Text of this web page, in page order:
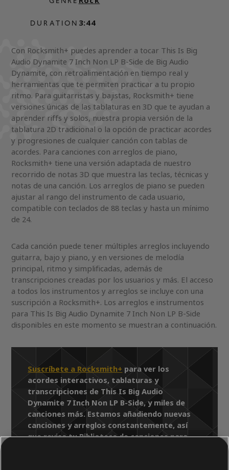
DURATION 3:44
Con Rocksmith+ puedes aprender a tocar This Is Big
Audio Dynamite 7 Inch Non LP B-Side de Big Audio
Dynamite, con retroalimentación en tiempo real y
herramientas que te permiten practicar a tu propio
ritmo. Para guitarristas y bajistas, Rocksmith+ tiene
versiones únicas de las tablaturas en 3D que te ayudan a
aprender riffs y solos, nuestra propia versión de la
tablatura 2D tradicional o la opción de practicar acordes
y progresiones de cualquier canción con tablas de
acordes. Para canciones con arreglos de piano,
Rocksmith+ tiene una versión adaptada de nuestro
recorrido de notas 3D que muestra las teclas, técnicas y
notas de una canción. Los arreglos de piano se pueden
ajustar al rango del instrumento de cada usuario,
compatible con teclados de 88 teclas y hasta un mínimo
de 24.
Cada canción puede tener múltiples arreglos incluyendo
guitarra, bajo y piano, y en versiones de melodía
principal, ritmo y simplificadas, además de
transcripciones creadas por los usuarios y más. El acceso
a todos los instrumentos y arreglos se incluye con una
suscripción a Rocksmith+. Los arreglos e instrumentos
para This Is Big Audio Dynamite 7 Inch Non LP B-Side
disponibles en este momento se muestran a continuación.
Suscríbete a Rocksmith+ para ver los
acordes interactivos, tablaturas y
transcripciones de This Is Big Audio
Dynamite 7 Inch Non LP B-Side, y miles de
canciones más. Estamos añadiendo nuevas
canciones y arreglos constantemente, así
que revisa tu Biblioteca de canciones para